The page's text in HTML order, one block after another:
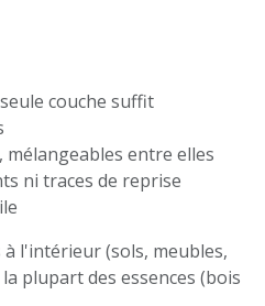
couche suffit
mélangeables entre elles
ni traces de reprise
l'intérieur (sols, meubles,
plupart des essences (bois